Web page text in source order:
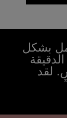
بشكل
لقد